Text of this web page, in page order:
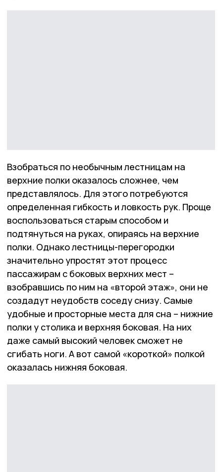
Взобраться по необычным лестницам на
верхние полки оказалось сложнее, чем
представлялось. Для этого потребуются
определенная гибкость и ловкость рук. Проще
воспользоваться старым способом и
подтянуться на руках, опираясь на верхние
полки. Однако лестницы-перегородки
значительно упростят этот процесс
пассажирам с боковых верхних мест –
взобравшись по ним на «второй этаж», они не
создадут неудобств соседу снизу. Самые
удобные и просторные места для сна – нижние
полки у столика и верхняя боковая. На них
даже самый высокий человек сможет не
сгибать ноги. А вот самой «короткой» полкой
оказалась нижняя боковая.